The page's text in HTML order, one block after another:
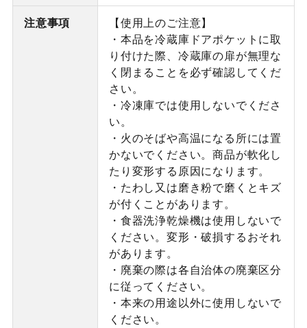
注意事項
【使用上のご注意】
・本品を冷蔵庫ドアポケットに取
り付けた際、冷蔵庫の扉が無理な
く閉まることを必ず確認してくだ
さい。
・冷凍庫では使用しないでくださ
い。
・火のそばや高温になる所には置
かないでください。商品が軟化し
たり変形する原因になります。
・たわし又は磨き粉で磨くとキズ
が付くことがあります。
・食器洗浄乾燥機は使用しないで
ください。変形・破損するおそれ
があります。
・廃棄の際は各自治体の廃棄区分
に従ってください。
・本来の用途以外に使用しないで
ください。